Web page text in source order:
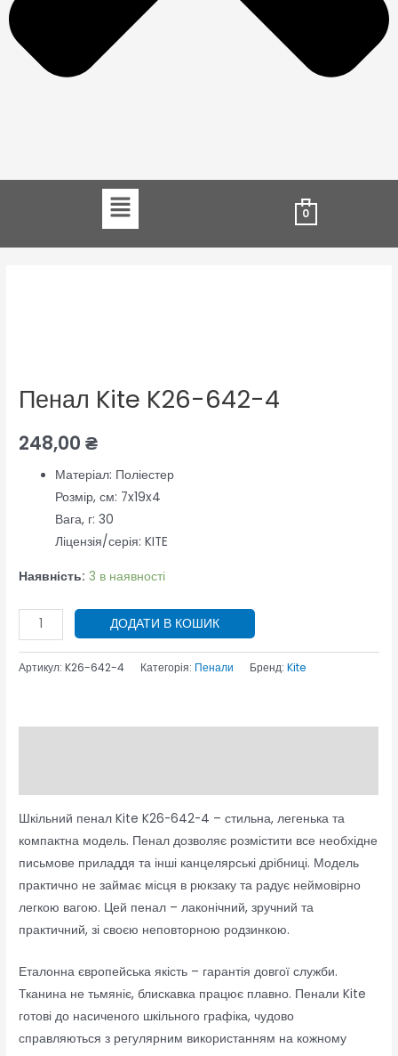
Menu
0
Пенал Kite K26-642-4
248,00₴
Матеріал: Поліестер
Розмір, см: 7x19x4
Вага, г: 30
Ліцензія/серія: KITE
Наявність: 3 в наявності
кількість
ДОДАТИ В КОШИК
Артикул:K26-642-4 Категорія: Пенали Бренд:Kite
Шкільний пенал Kite K26-642-4 – стильна, легенька та
компактна модель. Пенал дозволяє розмістити все необхідне
письмове приладдя та інші канцелярські дрібниці. Модель
практично не займає місця в рюкзаку та радує неймовірно
легкою вагою. Цей пенал – лаконічний, зручний та
практичний, зі своєю неповторною родзинкою.
Еталонна європейська якість – гарантія довгої служби.
Тканина не тьмяніє, блискавка працює плавно. Пенали Kite
готові до насиченого шкільного графіка, чудово
справляються з регулярним використанням на кожному